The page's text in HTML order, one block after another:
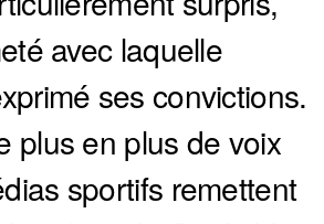
avec laquelle
ses convictions.
plus en plus de voix
sportifs remettent